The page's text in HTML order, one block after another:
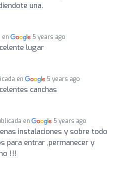
una.
en 5 years ago
lugar
en 5 years ago
canchas
en 5 years ago
instalaciones y sobre todo
para entrar ,permanecer y
!!!